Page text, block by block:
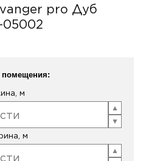
pro Дуб
05002
помещения:
м
м